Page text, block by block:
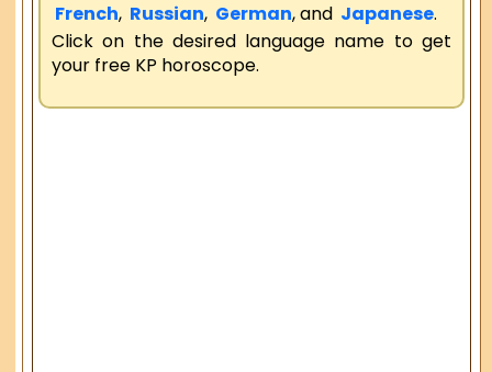
French, Russian, German, and Japanese.
Click on the desired language name to get
your free KP horoscope.